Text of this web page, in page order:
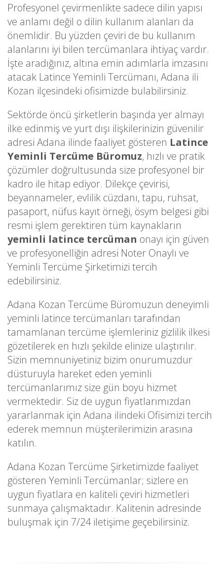
Profesyonel çevirmenlikte sadece dilin yapısı
ve anlamı değil o dilin kullanım alanları da
önemlidir. Bu yüzden çeviri de bu kullanım
alanlarını iyi bilen tercümanlara ihtiyaç vardır.
İşte aradığınız, altına emin adımlarla imzasını
atacak Latince Yeminli Tercümanı, Adana ili
Kozan ilçesindeki ofisimizde bulabilirsiniz.
Sektörde öncü şirketlerin başında yer almayı
ilke edinmiş ve yurt dışı ilişkilerinizin güvenilir
adresi Adana ilinde faaliyet gösteren Latince
Yeminli Tercüme Büromuz, hızlı ve pratik
çözümler doğrultusunda size profesyonel bir
kadro ile hitap ediyor. Dilekçe çevirisi,
beyannameler, evlilik cüzdanı, tapu, ruhsat,
pasaport, nüfus kayıt örneği, ösym belgesi gibi
resmi işlem gerektiren tüm kaynakların
yeminli latince tercüman onayı için güven
ve profesyonelliğin adresi Noter Onaylı ve
Yeminli Tercüme Şirketimizi tercih
edebilirsiniz.
Adana Kozan Tercüme Büromuzun deneyimli
yeminli latince tercümanları tarafından
tamamlanan tercüme işlemleriniz gizlilik ilkesi
gözetilerek en hızlı şekilde elinize ulaştırılır.
Sizin memnuniyetiniz bizim onurumuzdur
düsturuyla hareket eden yeminli
tercümanlarımız size gün boyu hizmet
vermektedir. Siz de uygun fiyatlarımızdan
yararlanmak için Adana ilindeki Ofisimizi tercih
ederek memnun müşterilerimizin arasına
katılın.
Adana Kozan Tercüme Şirketimizde faaliyet
gösteren Yeminli Tercümanlar; sizlere en
uygun fiyatlara en kaliteli çeviri hizmetleri
sunmaya çalışmaktadır. Kalitenin adresinde
buluşmak için 7/24 iletişime geçebilirsiniz.